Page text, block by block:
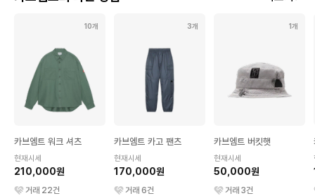
10개
카브엠트 워크 셔츠
현재시세
210,000원
거래 22건
3개
카브엠트 카고 팬츠
현재시세
170,000원
거래 6건
1개
카브엠트 버킷햇
현재시세
50,000원
거래 3건